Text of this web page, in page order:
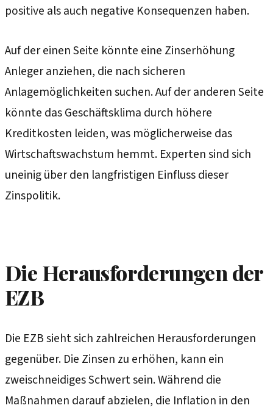
positive als auch negative Konsequenzen haben.
Auf der einen Seite könnte eine Zinserhöhung
Anleger anziehen, die nach sicheren
Anlagemöglichkeiten suchen. Auf der anderen Seite
könnte das Geschäftsklima durch höhere
Kreditkosten leiden, was möglicherweise das
Wirtschaftswachstum hemmt. Experten sind sich
uneinig über den langfristigen Einfluss dieser
Zinspolitik.
Die Herausforderungen der
EZB
Die EZB sieht sich zahlreichen Herausforderungen
gegenüber. Die Zinsen zu erhöhen, kann ein
zweischneidiges Schwert sein. Während die
Maßnahmen darauf abzielen, die Inflation in den